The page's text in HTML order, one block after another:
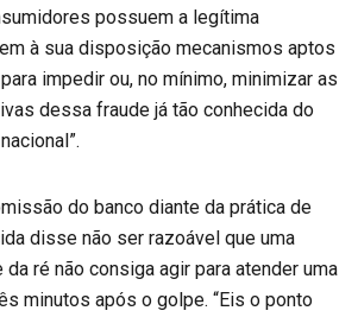
possuem a legítima
à sua disposição mecanismos aptos
impedir ou, no mínimo, minimizar as
dessa fraude já tão conhecida do
do banco diante da prática de
disse não ser razoável que uma
ré não consiga agir para atender uma
minutos após o golpe. “Eis o ponto